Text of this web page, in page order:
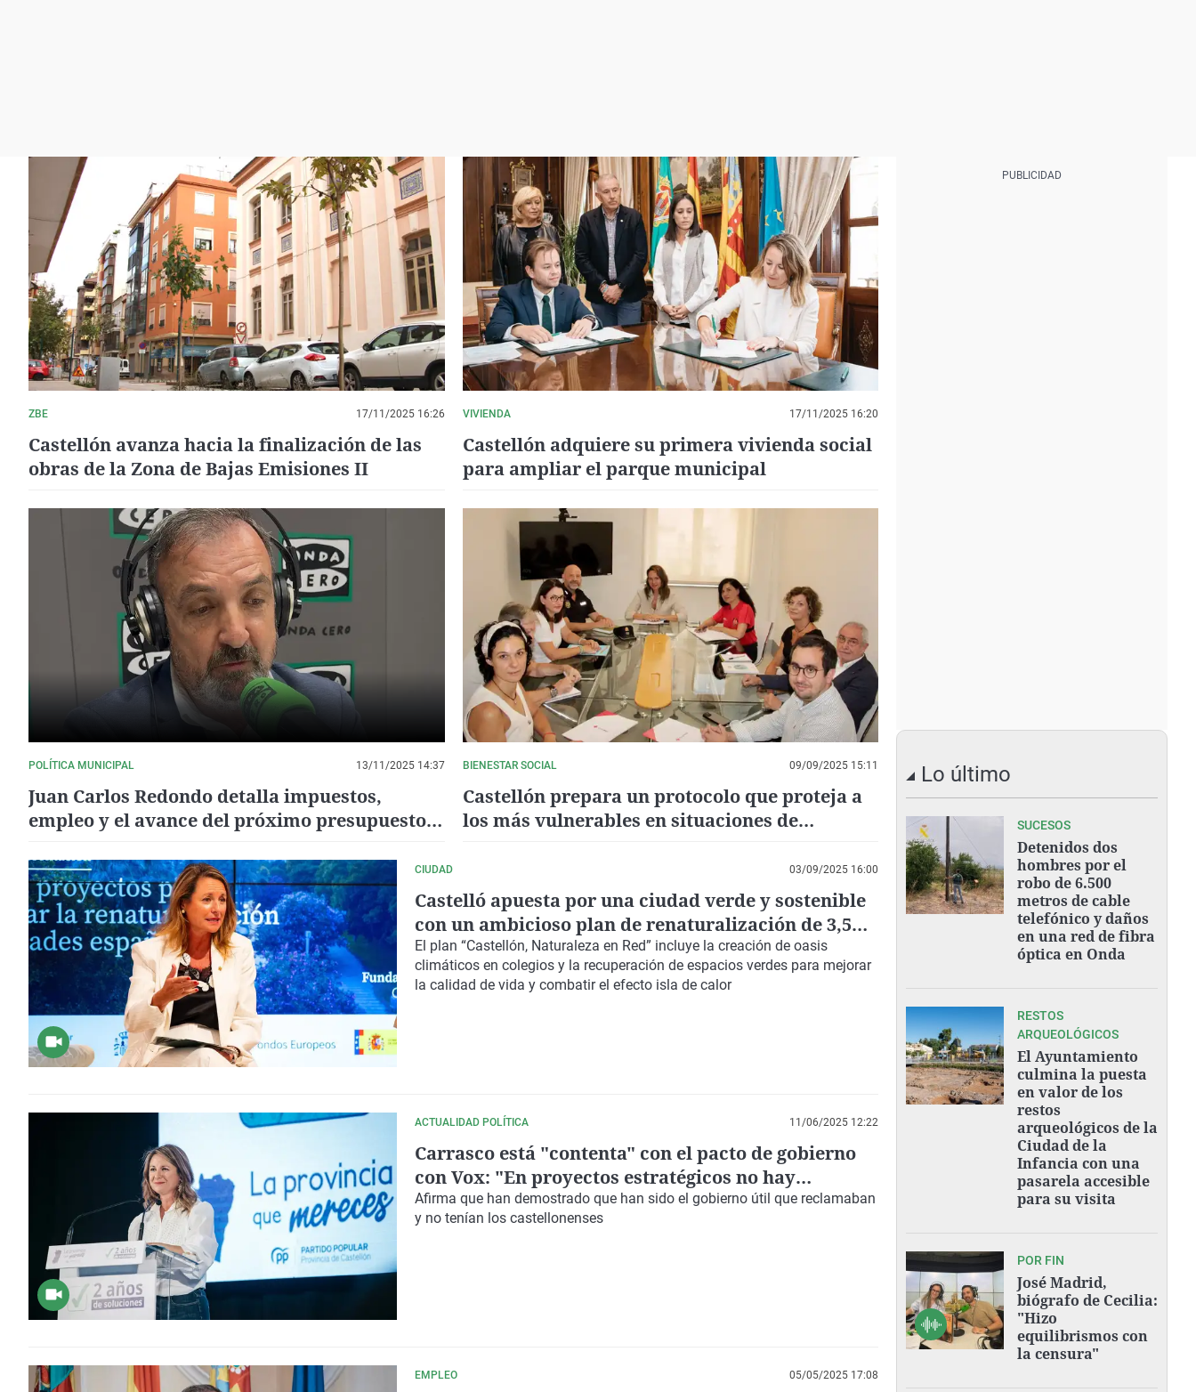
ZBE 17/11/2025 16:26
Castellón avanza hacia la finalización de las
obras de la Zona de Bajas Emisiones II
VIVIENDA 17/11/2025 16:20
Castellón adquiere su primera vivienda social
para ampliar el parque municipal
POLÍTICA MUNICIPAL 13/11/2025 14:37
Juan Carlos Redondo detalla impuestos,
empleo y el avance del próximo presupuesto
BIENESTAR SOCIAL 09/09/2025 15:11
Castellón prepara un protocolo que proteja a
los más vulnerables en situaciones de
CIUDAD 03/09/2025 16:00
Castelló apuesta por una ciudad verde y sostenible
con un ambicioso plan de renaturalización de 3,5
millones
El plan “Castellón, Naturaleza en Red” incluye la creación de oasis
climáticos en colegios y la recuperación de espacios verdes para mejorar
la calidad de vida y combatir el efecto isla de calor
ACTUALIDAD POLÍTICA 11/06/2025 12:22
Carrasco está "contenta" con el pacto de gobierno
con Vox: "En proyectos estratégicos no hay
discrepancias"
Afirma que han demostrado que han sido el gobierno útil que reclamaban
y no tenían los castellonenses
EMPLEO 05/05/2025 17:08
Lo último
SUCESOS
Detenidos dos
hombres por el
robo de 6.500
metros de cable
telefónico y daños
en una red de fibra
óptica en Onda
RESTOS
ARQUEOLÓGICOS
El Ayuntamiento
culmina la puesta
en valor de los
restos
arqueológicos de la
Ciudad de la
Infancia con una
pasarela accesible
para su visita
POR FIN
José Madrid,
biógrafo de Cecilia:
"Hizo
equilibrismos con
la censura"